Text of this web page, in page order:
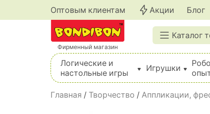
Оптовым клиентам Акции Блог
Фирменный магазин
Каталог
Логические и
настольные игры
Игрушки
Главная / Творчество / Аппликации,